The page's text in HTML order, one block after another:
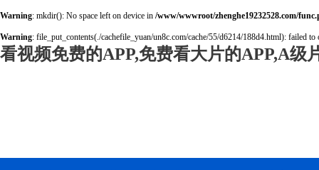
Warning: mkdir(): No space left on device in /www/wwwroot/zhenghe19232528.com/
Warning: file_put_contents(./cachefile_yuan/un8c.com/cache/55/d6214/188d4.html): failed
看视频免费的APP,免费看大片的APP,A级